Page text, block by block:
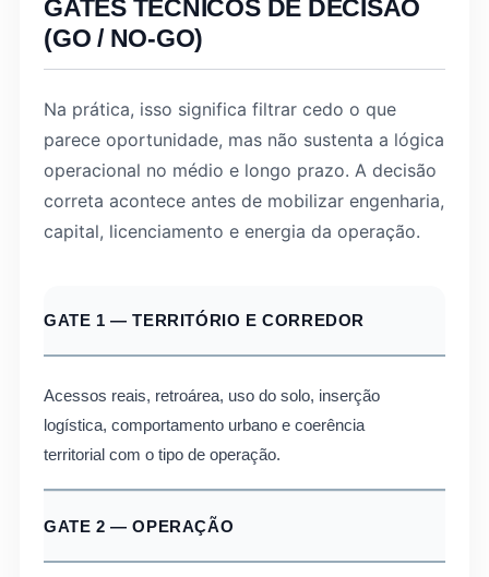
GATES TÉCNICOS DE DECISÃO
(GO / NO-GO)
Na prática, isso significa filtrar cedo o que
parece oportunidade, mas não sustenta a lógica
operacional no médio e longo prazo. A decisão
correta acontece antes de mobilizar engenharia,
capital, licenciamento e energia da operação.
GATE 1 — TERRITÓRIO E CORREDOR
Acessos reais, retroárea, uso do solo, inserção
logística, comportamento urbano e coerência
territorial com o tipo de operação.
GATE 2 — OPERAÇÃO